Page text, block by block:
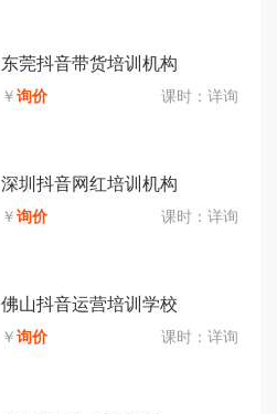
东莞抖音带货培训机构
￥询价 课时： 详询
深圳抖音网红培训机构
￥询价 课时： 详询
佛山抖音运营培训学校
￥询价 课时： 详询